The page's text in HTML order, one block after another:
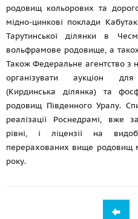
родовищ кольорових та
мідно-цинкові поклади
Тарутинської ділянки в
вольфрамове родовище, а
Також Федеральне агентство з
організувати аукціон для
(Кирдинська ділянка) та
родовищ Південного Уралу.
реалізації Роснедрамі, вже
рівні, і ліцензії на
перерахованих вище родовищ
року.